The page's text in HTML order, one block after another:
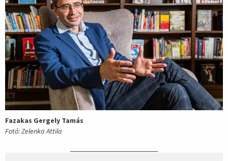
Fazakas Gergely Tamás
Fotó: Zelenka Attila